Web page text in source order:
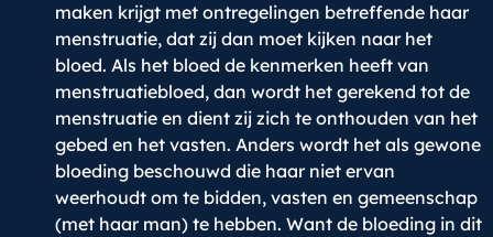
maken krijgt met ontregelingen betreffende haar
menstruatie, dat zij dan moet kijken naar het
bloed. Als het bloed de kenmerken heeft van
menstruatiebloed, dan wordt het gerekend tot de
menstruatie en dient zij zich te onthouden van het
gebed en het vasten. Anders wordt het als gewone
bloeding beschouwd die haar niet ervan
weerhoudt om te bidden, vasten en gemeenschap
(met haar man) te hebben. Want de bloeding in dit